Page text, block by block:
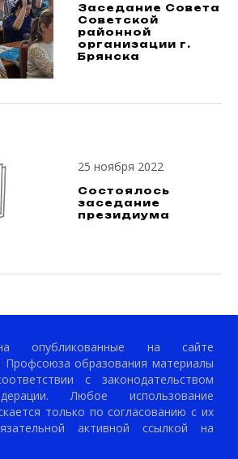
Заседание Совета
Советской
районной
организации г.
Брянска
25 ноября 2022
Состоялось
заседание
президиума
опубликованные на сайте
Профсоюза образования материалы
с законодательством
Любое использование
только по согласованию с их
активной ссылкой на